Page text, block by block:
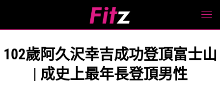
102歲阿久沢幸吉成功登頂富士山
| 成史上最年長登頂男性